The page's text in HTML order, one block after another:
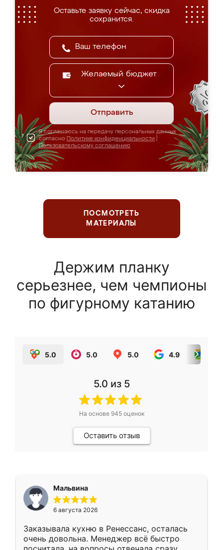
Оставьте заявку сейчас, скидка
сохранится.
Желаемый бюджет
Отправить
Я соглашаюсь на передачу персональных данных
согласно Политике конфиденциальности
Пользовательскому соглашению
ПОСМОТРЕТЬ
МАТЕРИАЛЫ
Держим планку
серьезнее, чем чемпионы
по фигурному катанию
5.0 5.0 5.0 4.9
5.0 из 5
На основе 945оценок
Оставить отзыв
Мальвина
6 августа 2026
Заказывала кухню в Ренессанс, осталась
очень довольна. Менеджер всё быстро